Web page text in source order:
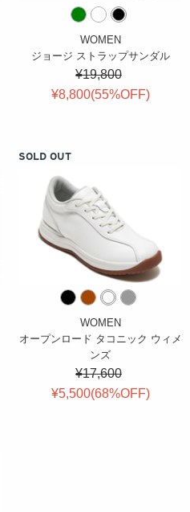
WOMEN
ジョージ ストラップサンダル
¥19,800
¥8,800(55%OFF)
SOLD OUT
WOMEN
オープンロード タコニック ウィメ
ンズ
¥17,600
¥5,500(68%OFF)